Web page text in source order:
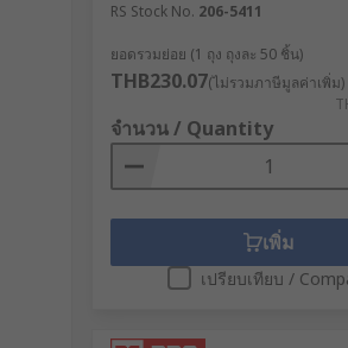
RS Stock No. 206-5411
ยอดรวมย่อย (1 ถุง ถุงละ 50 ชิ้น)
THB230.07(ไม่รวมภาษีมูลค่าเพิ่ม)
จำนวน / Quantity
เพิ่ม
เปรียบเทียบ /